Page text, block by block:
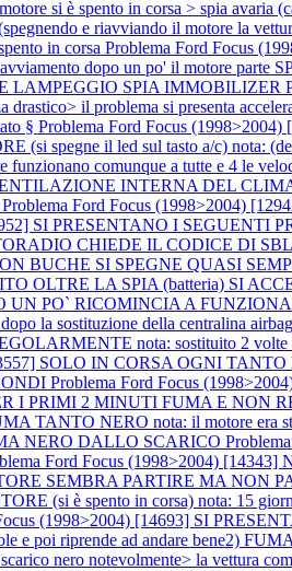
si è spento in corsa > spia avaria
e riavviando il motore la
in corsa Problema Ford Focus
dopo un po' il motore
LAMPEGGIO SPIA
il problema si presenta
§ Problema Ford Focus
il led sul tasto a/c) nota:
funzionano comunque a tutte e 4 le
INTERNA DEL
Problema Ford Focus (1998>2004)
SI PRESENTANO I
CHIEDE IL CODICE DI
BUCHE SI SPEGNE QUASI
OLTRE LA SPIA (batteria) SI
UN PO` RICOMINCIA A
la sostituzione della centralina airbag
nota: sostituito 2 volte
SOLO IN CORSA OGNI
Problema Ford Focus
2 MINUTI FUMA E NON
TANTO NERO nota: il motore era
NERO DALLO SCARICO
Ford Focus (1998>2004)
SEMBRA PARTIRE MA
(si è spento in corsa) nota: 15
(1998>2004) [14693] SI
e poi riprende ad andare bene2)
nero notevolmente> la vettura